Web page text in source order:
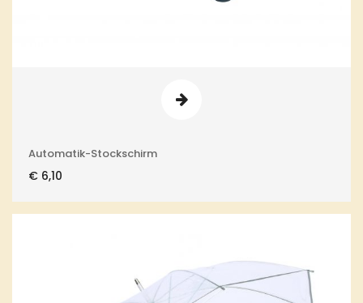
Automatik-Stockschirm
€ 6,10